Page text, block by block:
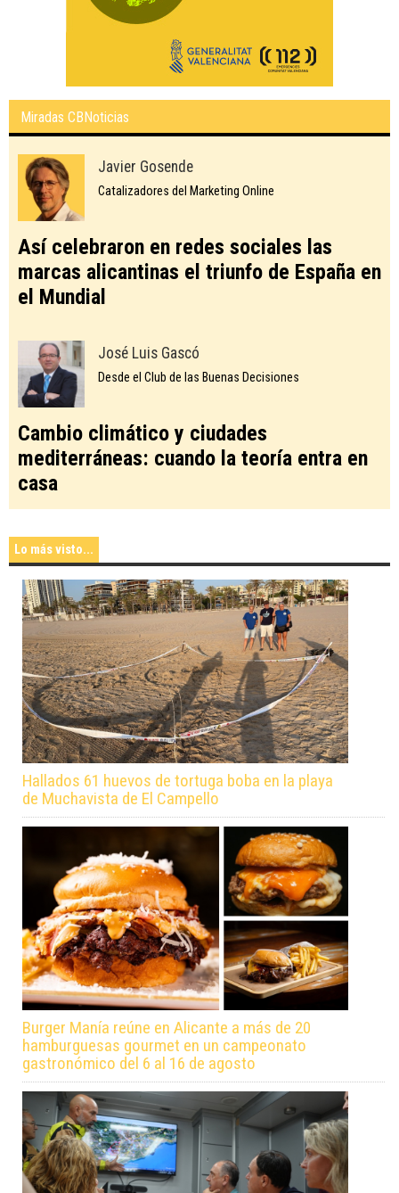
Miradas CBNoticias
Javier Gosende
Catalizadores del Marketing Online
Así celebraron en redes sociales las
marcas alicantinas el triunfo de España en
el Mundial
José Luis Gascó
Desde el Club de las Buenas Decisiones
Cambio climático y ciudades
mediterráneas: cuando la teoría entra en
casa
Lo más visto...
Hallados 61 huevos de tortuga boba en la playa
de Muchavista de El Campello
Burger Manía reúne en Alicante a más de 20
hamburguesas gourmet en un campeonato
gastronómico del 6 al 16 de agosto